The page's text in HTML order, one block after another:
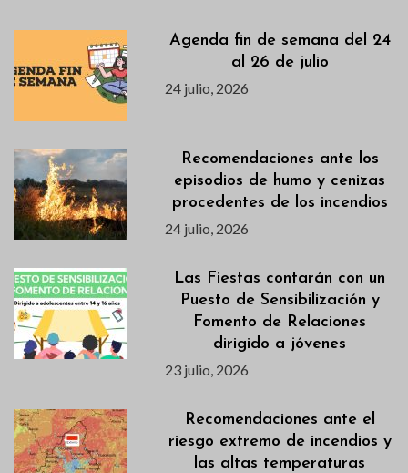
Agenda fin de semana del 24
al 26 de julio
24 julio, 2026
Recomendaciones ante los
episodios de humo y cenizas
procedentes de los incendios
24 julio, 2026
Las Fiestas contarán con un
Puesto de Sensibilización y
Fomento de Relaciones
dirigido a jóvenes
23 julio, 2026
Recomendaciones ante el
riesgo extremo de incendios y
las altas temperaturas